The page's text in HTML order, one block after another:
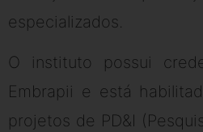
especializados.
O instituto possui
Embrapii e está
projetos de PD&I